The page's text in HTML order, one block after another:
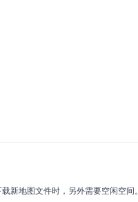
新地图文件时，另外需要空闲空间。